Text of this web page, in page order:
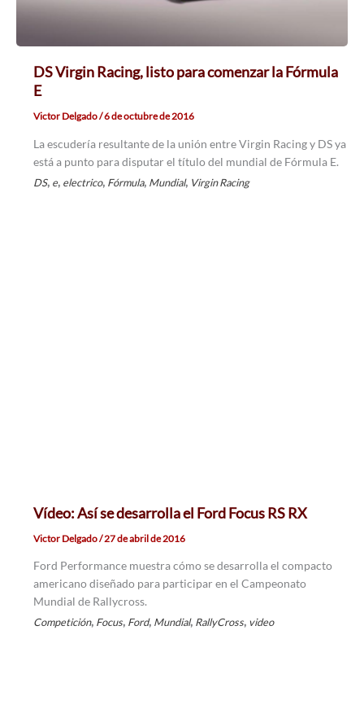
DS Virgin Racing, listo para comenzar la Fórmula
E
Victor Delgado/6 de octubre de 2016
La escudería resultante de la unión entre Virgin Racing y DS ya
está a punto para disputar el título del mundial de Fórmula E.
DS, e, electrico, Fórmula, Mundial, Virgin Racing
Vídeo: Así se desarrolla el Ford Focus RS RX
Victor Delgado/27 de abril de 2016
Ford Performance muestra cómo se desarrolla el compacto
americano diseñado para participar en el Campeonato
Mundial de Rallycross.
Competición, Focus, Ford, Mundial, RallyCross, video